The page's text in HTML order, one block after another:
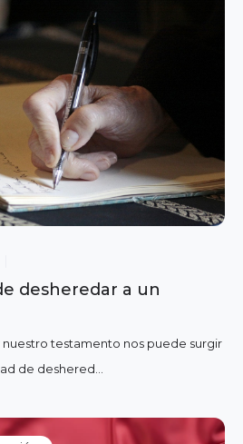
desheredar a un
nuestro testamento nos puede surgir
de deshered...